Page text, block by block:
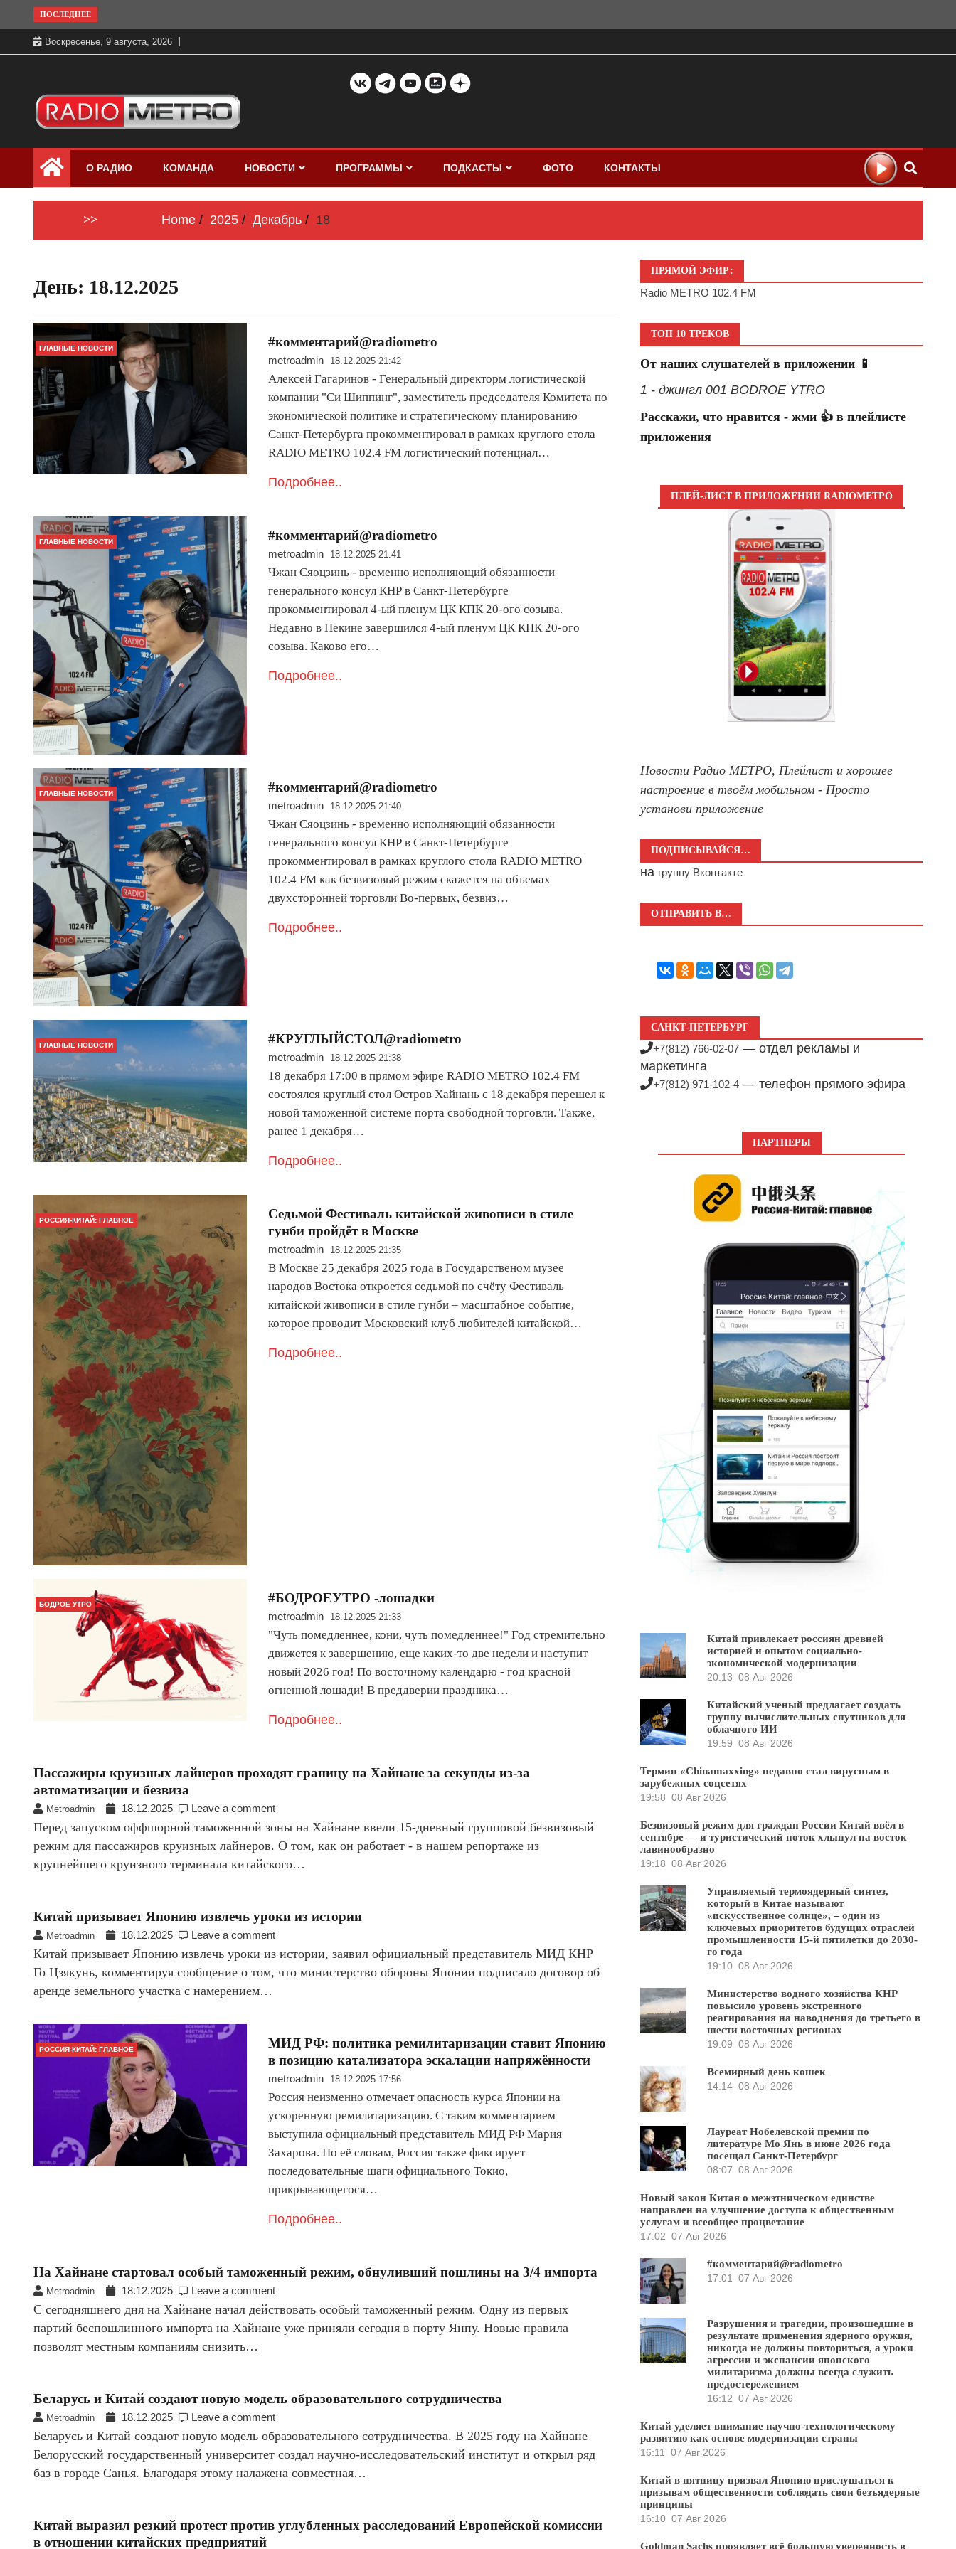
to
content
ПОСЛЕДНЕЕ
Воскресенье, 9 августа, 2026
Радио МЕТРО
бесплатно в хорошем качестве Санкт-
Петербург и Россия
О РАДИО КОМАНДА НОВОСТИ ПРОГРАММЫ ПОДКАСТЫ ФОТО КОНТАКТЫ
>> Home 2025 Декабрь 18
День: 18.12.2025
ГЛАВНЫЕ НОВОСТИ #комментарий@radiometro
metroadmin 18.12.2025 21:42
Алексей Гагаринов - Генеральный директорм логистической
компании "Си Шиппинг", заместитель председателя Комитета по
экономической политике и стратегическому планированию
Санкт-Петербурга прокомментировал в рамках круглого стола
RADIO METRO 102.4 FM логистический потенциал…
Подробнее..
ГЛАВНЫЕ НОВОСТИ #комментарий@radiometro
metroadmin 18.12.2025 21:41
Чжан Сяоцзинь - временно исполняющий обязанности
генерального консул КНР в Санкт-Петербурге
прокомментировал 4-ый пленум ЦК КПК 20-ого созыва.
Недавно в Пекине завершился 4-ый пленум ЦК КПК 20-ого
созыва. Каково его…
Подробнее..
ГЛАВНЫЕ НОВОСТИ #комментарий@radiometro
metroadmin 18.12.2025 21:40
Чжан Сяоцзинь - временно исполняющий обязанности
генерального консул КНР в Санкт-Петербурге
прокомментировал в рамках круглого стола RADIO METRO
102.4 FM как безвизовый режим скажется на объемах
двухсторонней торговли Во-первых, безвиз…
Подробнее..
ГЛАВНЫЕ НОВОСТИ #КРУГЛЫЙСТОЛ@radiometro
metroadmin 18.12.2025 21:38
18 декабря 17:00 в прямом эфире RADIO METRO 102.4 FM
состоялся круглый стол Остров Хайнань с 18 декабря перешел к
новой таможенной системе порта свободной торговли. Также,
ранее 1 декабря…
Подробнее..
РОССИЯ-КИТАЙ: ГЛАВНОЕ
Седьмой Фестиваль китайской живописи в стиле
гунби пройдёт в Москве
metroadmin 18.12.2025 21:35
В Москве 25 декабря 2025 года в Государственом музее
народов Востока откроется седьмой по счёту Фестиваль
китайской живописи в стиле гунби – масштабное событие,
которое проводит Московский клуб любителей китайской…
Подробнее..
БОДРОЕ УТРО #БОДРОЕУТРО -лошадки
metroadmin 18.12.2025 21:33
"Чуть помедленнее, кони, чуть помедленнее!" Год стремительно
движется к завершению, еще каких-то две недели и наступит
новый 2026 год! По восточному календарю - год красной
огненной лошади! В преддверии праздника…
Подробнее..
Пассажиры круизных лайнеров проходят границу на Хайнане за секунды из-за
автоматизации и безвиза
Metroadmin 18.12.2025 Leave a comment
Перед запуском оффшорной таможенной зоны на Хайнане ввели 15-дневный групповой безвизовый
режим для пассажиров круизных лайнеров. О том, как он работает - в нашем репортаже из
крупнейшего круизного терминала китайского…
Китай призывает Японию извлечь уроки из истории
Metroadmin 18.12.2025 Leave a comment
Китай призывает Японию извлечь уроки из истории, заявил официальный представитель МИД КНР
Го Цзякунь, комментируя сообщение о том, что министерство обороны Японии подписало договор об
аренде земельного участка с намерением…
РОССИЯ-КИТАЙ: ГЛАВНОЕ
МИД РФ: политика ремилитаризации ставит Японию
в позицию катализатора эскалации напряжённости
metroadmin 18.12.2025 17:56
Россия неизменно отмечает опасность курса Японии на
ускоренную ремилитаризацию. С таким комментарием
выступила официальный представитель МИД РФ Мария
Захарова. По её словам, Россия также фиксирует
последовательные шаги официального Токио,
прикрывающегося…
Подробнее..
На Хайнане стартовал особый таможенный режим, обнуливший пошлины на 3/4 импорта
Metroadmin 18.12.2025 Leave a comment
С сегодняшнего дня на Хайнане начал действовать особый таможенный режим. Одну из первых
партий беспошлинного импорта на Хайнане уже приняли сегодня в порту Янпу. Новые правила
позволят местным компаниям снизить…
Беларусь и Китай создают новую модель образовательного сотрудничества
Metroadmin 18.12.2025 Leave a comment
Беларусь и Китай создают новую модель образовательного сотрудничества. В 2025 году на Хайнане
Белорусский государственный университет создал научно-исследовательский институт и открыл ряд
баз в городе Санья. Благодаря этому налажена совместная…
Китай выразил резкий протест против углубленных расследований Европейской комиссии
в отношении китайских предприятий
ПРЯМОЙ ЭФИР:
Radio METRO 102.4 FM
ТОП 10 ТРЕКОВ
От наших слушателей в приложении 📱
1 - джингл 001 BODROE YTRO
Расскажи, что нравится - жми 👍 в плейлисте
приложения
ПЛЕЙ-ЛИСТ В ПРИЛОЖЕНИИ RADIOМЕТРО
Новости Радио МЕТРО, Плейлист и хорошее
настроение в твоём мобильном - Просто
установи приложение
ПОДПИСЫВАЙСЯ…
на группу Вконтакте
ОТПРАВИТЬ В…
САНКТ-ПЕТЕРБУРГ
+7(812) 766-02-07 — отдел рекламы и
маркетинга
+7(812) 971-102-4 — телефон прямого эфира
ПАРТНЕРЫ
Китай привлекает россиян древней
историей и опытом социально-
экономической модернизации
20:13 08 Авг 2026
Китайский ученый предлагает создать
группу вычислительных спутников для
облачного ИИ
19:59 08 Авг 2026
Термин «Chinamaxxing» недавно стал вирусным в
зарубежных соцсетях
19:58 08 Авг 2026
Безвизовый режим для граждан России Китай ввёл в
сентябре — и туристический поток хлынул на восток
лавинообразно
19:18 08 Авг 2026
Управляемый термоядерный синтез,
который в Китае называют
«искусственное солнце», – один из
ключевых приоритетов будущих отраслей
промышленности 15-й пятилетки до 2030-
го года
19:10 08 Авг 2026
Министерство водного хозяйства КНР
повысило уровень экстренного
реагирования на наводнения до третьего в
шести восточных регионах
19:09 08 Авг 2026
Всемирный день кошек
14:14 08 Авг 2026
Лауреат Нобелевской премии по
литературе Мо Янь в июне 2026 года
посещал Санкт-Петербург
08:07 08 Авг 2026
Новый закон Китая о межэтническом единстве
направлен на улучшение доступа к общественным
услугам и всеобщее процветание
17:02 07 Авг 2026
#комментарий@radiometro
17:01
07 Авг 2026
Разрушения и трагедии, произошедшие в
результате применения ядерного оружия,
никогда не должны повториться, а уроки
агрессии и экспансии японского
милитаризма должны всегда служить
предостережением
16:12 07 Авг 2026
Китай уделяет внимание научно-технологическому
развитию как основе модернизации страны
16:11
07 Авг 2026
Китай в пятницу призвал Японию прислушаться к
призывам общественности соблюдать свои безъядерные
принципы
16:10 07 Авг 2026
Goldman Sachs проявляет всё большую уверенность в